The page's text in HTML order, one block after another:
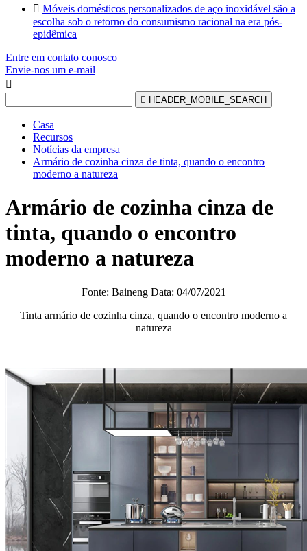
 Móveis domésticos personalizados de aço inoxidável são a
escolha sob o retorno do consumismo racional na era pós-
epidêmica
Entre em contato conosco
Envie-nos um e-mail

 HEADER_MOBILE_SEARCH
Casa
Recursos
Notícias da empresa
Armário de cozinha cinza de tinta, quando o encontro
moderno a natureza
Armário de cozinha cinza de
tinta, quando o encontro
moderno a natureza
Fonte: Baineng Data: 04/07/2021
Tinta armário de cozinha cinza, quando o encontro moderno a
natureza